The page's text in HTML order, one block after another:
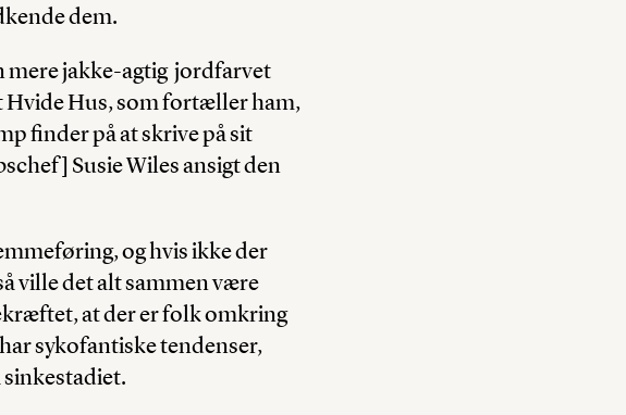
dem.
mere jakke-agtig jordfarvet
Hvide Hus, som fortæller ham,
finder på at skrive på sit
Susie Wiles ansigt den
og hvis ikke der
ville det alt sammen være
at der er folk omkring
sykofantiske tendenser,